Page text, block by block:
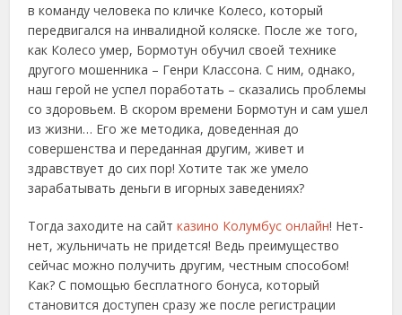
в команду человека по кличке Колесо, который
передвигался на инвалидной коляске. После же того,
как Колесо умер, Бормотун обучил своей технике
другого мошенника – Генри Классона. С ним, однако,
наш герой не успел поработать – сказались проблемы
со здоровьем. В скором времени Бормотун и сам ушел
из жизни… Его же методика, доведенная до
совершенства и переданная другим, живет и
здравствует до сих пор! Хотите так же умело
зарабатывать деньги в игорных заведениях?
Тогда заходите на сайтказино Колумбус онлайн! Нет-
нет, жульничать не придется! Ведь преимущество
сейчас можно получить другим, честным способом!
Как? С помощью бесплатного бонуса, который
становится доступен сразу же после регистрации